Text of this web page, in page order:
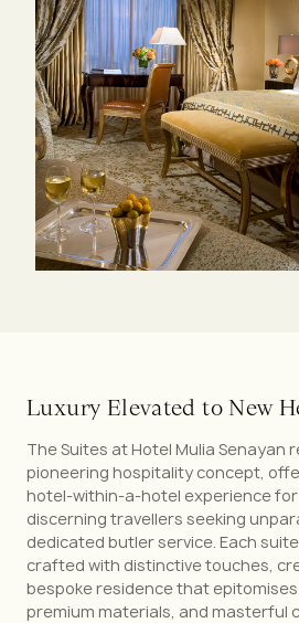
Luxury Elevated to New H
The Suites at Hotel Mulia Senayan
pioneering hospitality concept,
hotel-within-a-hotel experience
discerning travellers seeking
dedicated butler service. Each
crafted with distinctive touches,
bespoke residence that
premium materials, and masterful